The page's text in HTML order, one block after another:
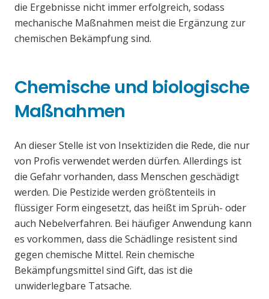
die Ergebnisse nicht immer erfolgreich, sodass
mechanische Maßnahmen meist die Ergänzung zur
chemischen Bekämpfung sind.
Chemische und biologische
Maßnahmen
An dieser Stelle ist von Insektiziden die Rede, die nur
von Profis verwendet werden dürfen. Allerdings ist
die Gefahr vorhanden, dass Menschen geschädigt
werden. Die Pestizide werden größtenteils in
flüssiger Form eingesetzt, das heißt im Sprüh- oder
auch Nebelverfahren. Bei häufiger Anwendung kann
es vorkommen, dass die Schädlinge resistent sind
gegen chemische Mittel. Rein chemische
Bekämpfungsmittel sind Gift, das ist die
unwiderlegbare Tatsache.